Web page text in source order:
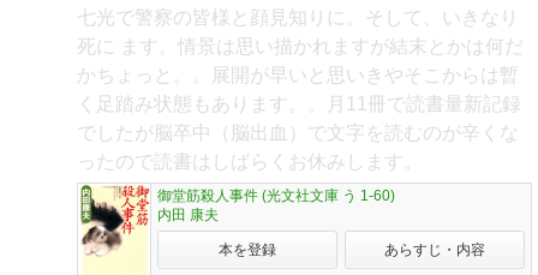
七光で警察の皆様と顔見知りに。そして、いきなり
死に ます。情景は思い描かれますが結末とかは何だ
かちょっと。。展開が早いと思いきやそこからは暫
く足踏み状態もあります。。月11冊で読書量新記録
でしたが脳卒中（脳出血）で文字を読むのが辛くな
ったので読書はしばらくお休みします。
御堂筋殺人事件 (光文社文庫 う 1-60)
内田 康夫
本を登録 あらすじ・内容